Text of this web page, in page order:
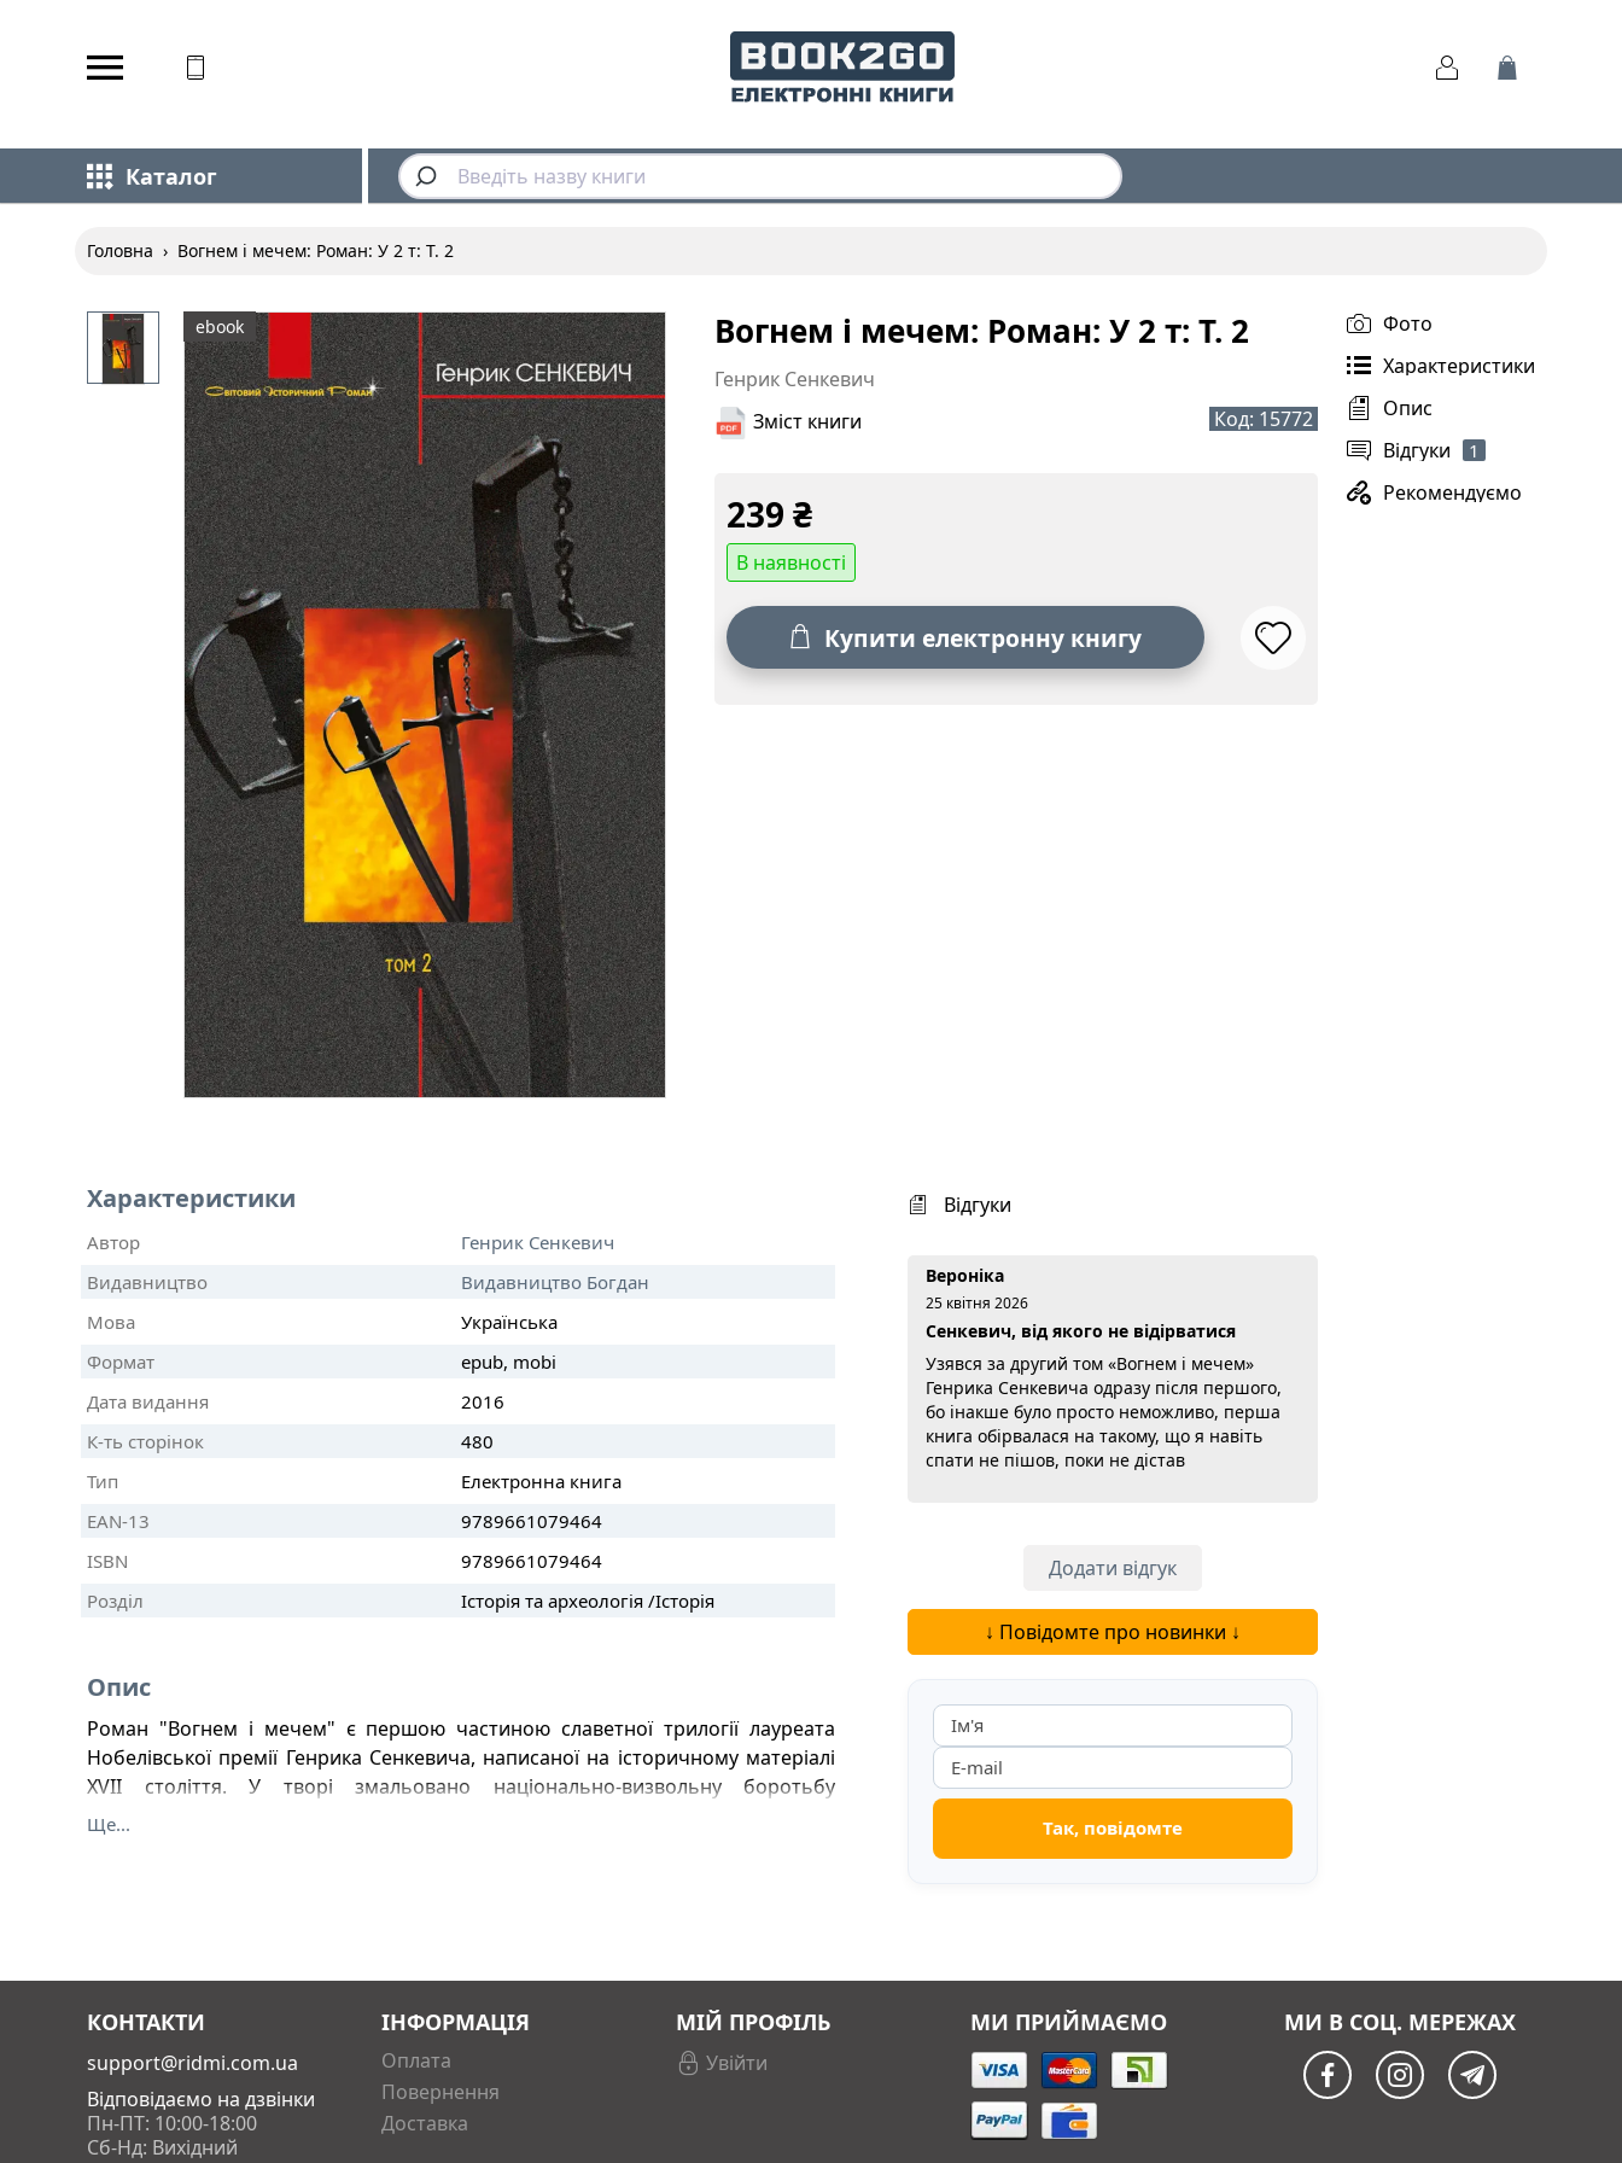
Каталог
Головна › Вогнем і мечем: Роман: У 2 т: Т. 2
Фото
Характеристики
Опис
Відгуки
1
Рекомендуємо
ebook Вогнем і мечем: Роман: У 2 т: Т. 2
Генрик Сенкевич
Код: 15772
Зміст книги
239 ₴
В наявності
Купити електронну книгу
Характеристики
Автор
Генрик Сенкевич
Видавництво
Видавництво Богдан
Мова
Українська
Формат
epub, mobi
Дата видання
2016
К-ть сторінок
480
Тип
Електронна книга
EAN-13
9789661079464
ISBN
9789661079464
Розділ
Історія та археологія /Історія
Опис
Роман "Вогнем і мечем" є першою частиною славетної трилогії лауреата
Нобелівської премії Генрика Сенкевича, написаної на історичному матеріалі
XVII століття. У творі змальовано національно-визвольну боротьбу
українського народу під проводом Богдана Хмельницького проти польсько-
Ще...
Відгуки
Вероніка
25 квітня 2026
Сенкевич, від якого не відірватися
Узявся за другий том «Вогнем і мечем»
Генрика Сенкевича одразу після першого,
бо інакше було просто неможливо, перша
книга обірвалася на такому, що я навіть
спати не пішов, поки не дістав
роман. Сімнадцяте століття, Річ Посполита,
козацькі повстання, і на цьому тлі живі
люди зі своїми пристрастями, а не картонні
фігурки з...
Читати далі...
Додати відгук
↓ Повідомте про новинки ↓
КОНТАКТИ
support@ridmi.com.ua
Відповідаємо на дзвінки
Пн-ПТ: 10:00-18:00
Сб-Нд: Вихідний
ІНФОРМАЦІЯ
Оплата
Повернення
Доставка
МІЙ ПРОФІЛЬ
Увійти
МИ ПРИЙМАЄМО МИ В СОЦ. МЕРЕЖАХ